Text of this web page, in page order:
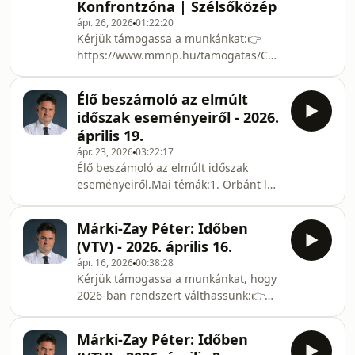
https://markizaypeter.hu/program/Nézze
meg milyen eredményeket értünk el
Hódmezővásárhelyen!👉
https://markizaypeter.hu/eredmenyekNézze
meg a kampányelszámolásom:👉
https://markizaypeter.hu/soros-
berenc-orban-kampanype
Konfrontzóna | Szélsőközép
ápr. 26, 202601:22:20
Kérjük támogassa a munkánkat:👉
https://www.mmnp.hu/tamogatas/Csatlakozzon
Néppárthoz!👉
https://www.mmnp.hu/jelentkezes/Az
Emelkedő Magyarország Programja:
👉
https://markizaypeter.hu/program/Nézze
meg milyen eredményeket értünk el
Hódmezővásárhelyen!👉
https://markizaypeter.hu/eredmenyekNézze
meg a kampányelszámolásom:👉
https://markizaypeter.hu/soros-
berenc-orban-kampanype
Élő beszámoló az elmúlt
időszak eseményeiről - 2026.
április 19.
ápr. 23, 202603:22:17
Élő beszámoló az elmúlt időszak
eseményeiről.Mai témák:1. Orbánt le
NER demokratikus volt?2. Győztes
kampány jó kampány? A vesztes csak
a kampány miatt veszített?3.
Forradalom volt, a legnagyszerűbb
magyar forradalom (részvétel,
győzelem, ünneplés)4. Nemzetközi
reakciók és hatások (Brüsszel,
Ukrajna, Izrael - Putyin és Trump,
Márki-Zay Péter: Időben
(VTV) - 2026. április 16.
ápr. 16, 202600:38:28
Kérjük támogassa a munkánkat, hogy
2026-ban rendszert válthassunk:👉
Néppárthoz!👉
Márki-Zay Péter: Időben